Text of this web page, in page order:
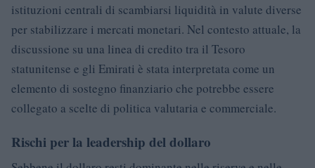
istituzioni centrali di scambiarsi liquidità in valute diverse
per stabilizzare i mercati monetari. Nel contesto attuale, la
discussione su una linea di credito tra il Tesoro
statunitense e gli Emirati è stata interpretata come un
elemento di sostegno finanziario che potrebbe essere
collegato a scelte di politica valutaria e commerciale.
Rischi per la leadership del dollaro